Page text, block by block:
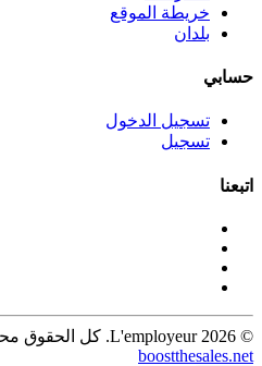
خريطة الموقع
بلدان
حسابي
تسجيل الدخول
تسجيل
اتبعنا
© 2026 L'employeur. كل الحقوق محفوظة. مشغل بواسطة
boostthesales.net